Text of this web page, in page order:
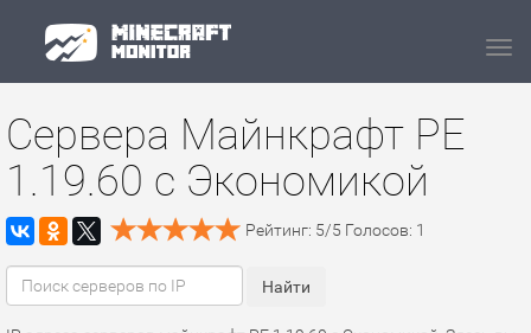
Сервера Майнкрафт PE
1.19.60 с Экономикой
Рейтинг: 5/5 Голосов: 1